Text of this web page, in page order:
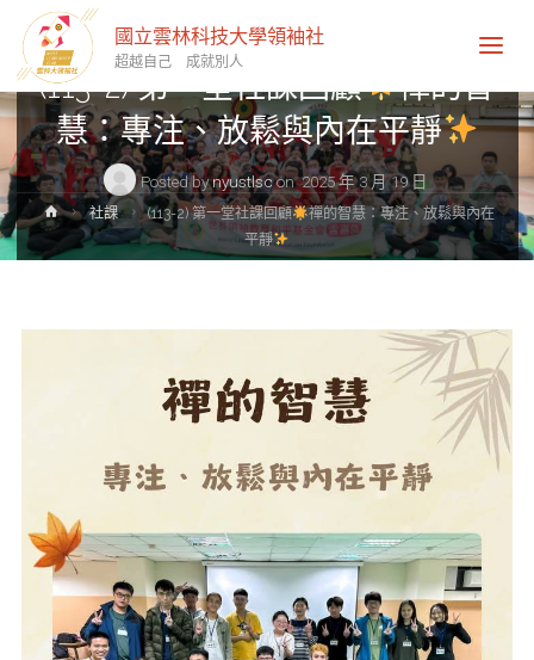
國立雲林科技大學領袖社
超越自己 成就別人
(113-2) 第一堂社課回顧
禪的智
慧：專注、放鬆與內在平靜
Posted bynyustlscon 2025 年 3 月 19 日
社課
Home社課 (113-2) 第一堂社課回顧
禪的智慧：專注、放鬆與內在
平靜